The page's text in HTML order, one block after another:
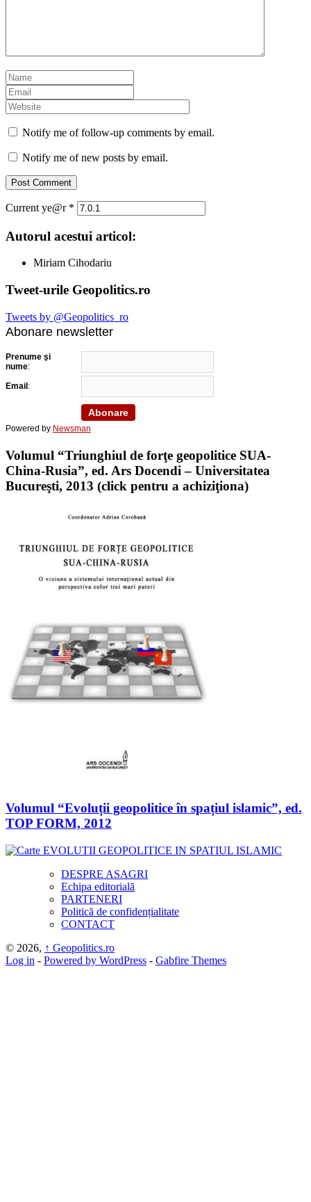
Notify me of follow-up comments by email.
Notify me of new posts by email.
Current ye@r *
Autorul acestui articol:
Miriam Cihodariu
Tweet-urile Geopolitics.ro
Tweets by @Geopolitics_ro
Abonare newsletter
Prenume şi
nume:
Email:
Powered by Newsman
Volumul “Triunghiul de forţe geopolitice SUA-
China-Rusia”, ed. Ars Docendi – Universitatea
Bucureşti, 2013 (click pentru a achiziţiona)
Volumul “Evoluții geopolitice în spațiul islamic”, ed.
TOP FORM, 2012
DESPRE ASAGRI
Echipa editorială
PARTENERI
Politică de confidențialitate
CONTACT
© 2026, ↑ Geopolitics.ro
Log in - Powered by WordPress - Gabfire Themes